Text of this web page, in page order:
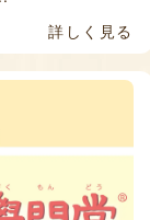
詳しく見る